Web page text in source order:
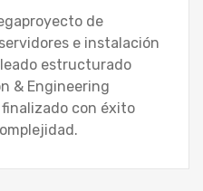
de
e instalación
estructurado
& Engineering
con éxito